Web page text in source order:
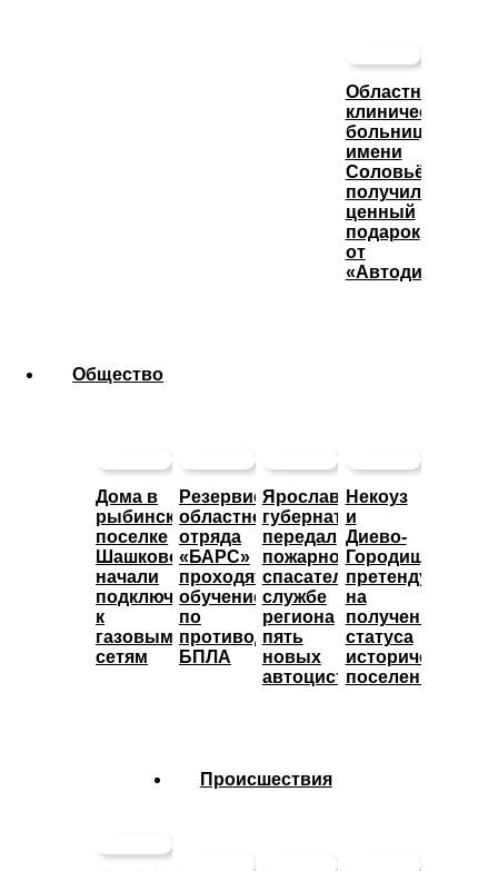
Областная
клиническая
больница
имени
Соловьёва
получила
ценный
подарок
от
«Автодизеля»
Общество
Дома в
рыбинском
поселке
Шашково
начали
подключать
к
газовым
сетям
Резервисты
областного
отряда
«БАРС»
проходят
обучение
по
противодействию
БПЛА
Ярославский
губернатор
передал
пожарно-
спасательной
службе
региона
пять
новых
автоцистерн
Некоуз
и
Диево-
Городище
претендуют
на
получение
статуса
исторических
поселений
Происшествия